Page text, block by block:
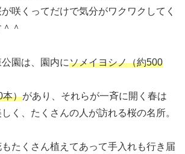
咲くってだけで気分がワクワクしてく
＾
園は、園内にソメイヨシノ（約500
本）があり、それらが一斉に開く春は
く、たくさんの人が訪れる桜の名所。
たくさん植えてあって手入れも行き届